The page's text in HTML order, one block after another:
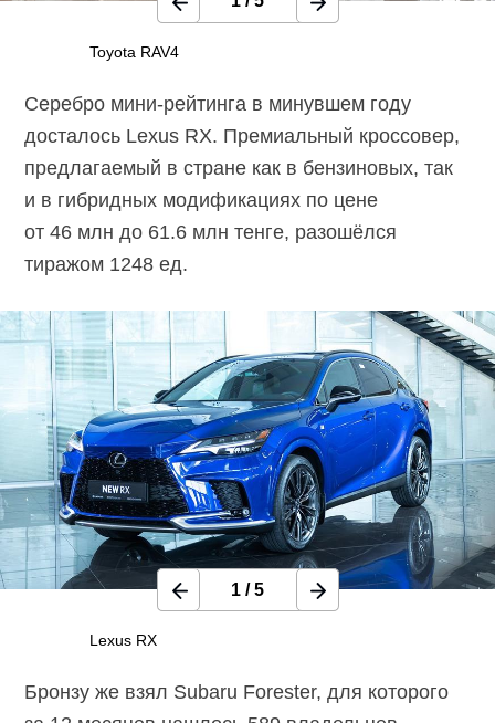
Toyota RAV4
Серебро мини-рейтинга в минувшем году
досталось Lexus RX. Премиальный кроссовер,
предлагаемый в стране как в бензиновых, так
и в гибридных модификациях по цене
от 46 млн до 61.6 млн тенге, разошёлся
тиражом 1248 ед.
Lexus RX
1 /5
Бронзу же взял Subaru Forester, для которого